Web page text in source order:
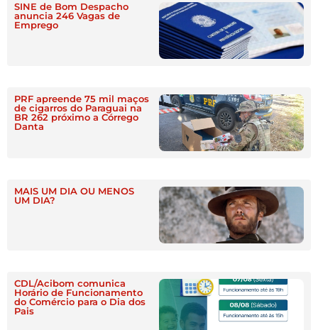
SINE de Bom Despacho
anuncia 246 Vagas de
Emprego
PRF apreende 75 mil maços
de cigarros do Paraguai na
BR 262 próximo a Córrego
Danta
MAIS UM DIA OU MENOS
UM DIA?
CDL/Acibom comunica
Horário de Funcionamento
do Comércio para o Dia dos
Pais